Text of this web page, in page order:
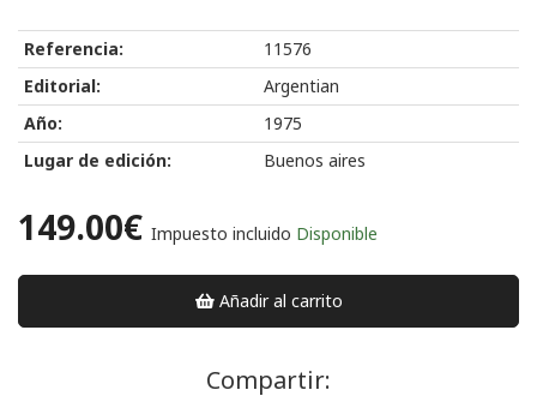
Referencia:
11576
Editorial:
Argentian
Año:
1975
Lugar de edición:
Buenos aires
149.00€ Impuesto incluido Disponible
Añadir al carrito
Compartir: